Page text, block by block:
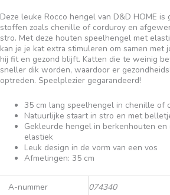
Deze leuke Rocco hengel van D&D HOME is
stoffen zoals chenille of corduroy en
stro. Met deze houten speelhengel met
kan je je kat extra stimuleren om samen met
hij fit en gezond blijft. Katten die te weinig
sneller dik worden, waardoor er
optreden. Speelplezier gegarandeerd!
35 cm lang speelhengel in chenille of
Natuurlijke staart in stro en met
Gekleurde hengel in berkenhouten en
elastiek
Leuk design in de vorm van een vos
Afmetingen: 35 cm
A-nummer 074340